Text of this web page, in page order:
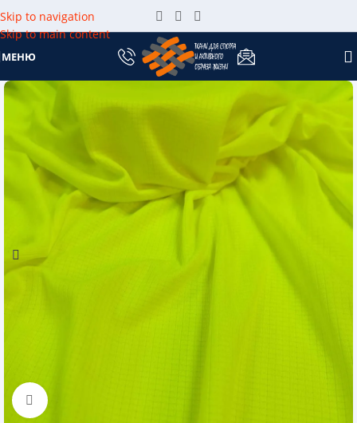
Skip to navigation
Skip to main content
МЕНЮ
Нажмите, чтобы увеличить